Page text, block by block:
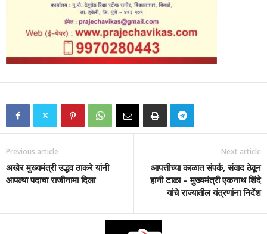
Previous article
अखेर मुख्यमंत्री उद्धव ठाकरे यांनी
आपल्या पदाचा राजीनामा दिला
Next article
आपत्तीच्या काळात संपर्क, संवाद ठेवून
हानी टाळा – मुख्यमंत्री एकनाथ शिंदे
यांचे राज्यातील यंत्रणांना निर्देश